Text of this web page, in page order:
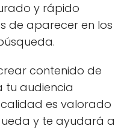
y rápido
de aparecer en los
contenido de
tu audiencia
es valorado
y te ayudará a